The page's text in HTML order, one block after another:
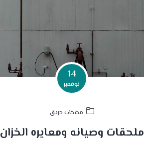
14
نوفمبر
مضخات حريق
ملحقات وصيانه ومعايره الخزان